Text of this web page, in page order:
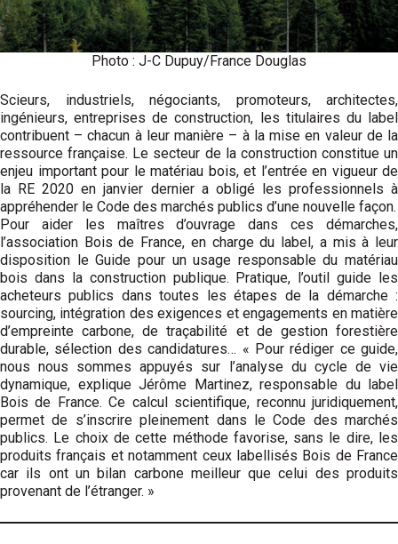
Photo : J-C Dupuy/France Douglas
Scieurs, industriels, négociants, promoteurs, architectes,
ingénieurs, entreprises de construction, les titulaires du label
contribuent – chacun à leur manière – à la mise en valeur de la
ressource française. Le secteur de la construction constitue un
enjeu important pour le matériau bois, et l’entrée en vigueur de
la RE 2020 en janvier dernier a obligé les professionnels à
appréhender le Code des marchés publics d’une nouvelle façon.
Pour aider les maîtres d’ouvrage dans ces démarches,
l’association Bois de France, en charge du label, a mis à leur
disposition le Guide pour un usage responsable du matériau
bois dans la construction publique. Pratique, l’outil guide les
acheteurs publics dans toutes les étapes de la démarche :
sourcing, intégration des exigences et engagements en matière
d’empreinte carbone, de traçabilité et de gestion forestière
durable, sélection des candidatures… « Pour rédiger ce guide,
nous nous sommes appuyés sur l’analyse du cycle de vie
dynamique, explique Jérôme Martinez, responsable du label
Bois de France. Ce calcul scientifique, reconnu juridiquement,
permet de s’inscrire pleinement dans le Code des marchés
publics. Le choix de cette méthode favorise, sans le dire, les
produits français et notamment ceux labellisés Bois de France
car ils ont un bilan carbone meilleur que celui des produits
provenant de l’étranger. »